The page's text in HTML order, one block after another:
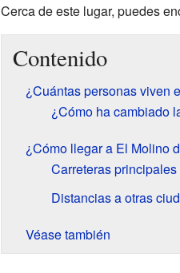
Cerca de este lugar, puedes
Contenido
¿Cuántas personas viven
¿Cómo ha cambiado
¿Cómo llegar a El Molino
Carreteras principales
Distancias a otras
Véase también